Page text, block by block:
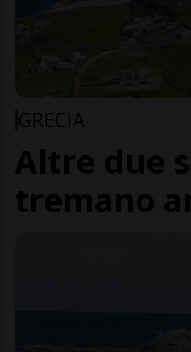
GRECIA
Altre due
tremano